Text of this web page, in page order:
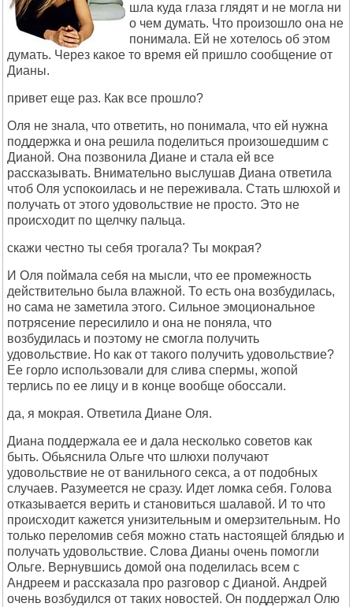
шла куда глаза глядят и не могла ни
о чем думать. Что произошло она не
понимала. Ей не хотелось об этом
думать. Через какое то время ей пришло сообщение от
Дианы.
привет еще раз. Как все прошло?
Оля не знала, что ответить, но понимала, что ей нужна
поддержка и она решила поделиться произошедшим с
Дианой. Она позвонила Диане и стала ей все
рассказывать. Внимательно выслушав Диана ответила
чтоб Оля успокоилась и не переживала. Стать шлюхой и
получать от этого удовольствие не просто. Это не
происходит по щелчку пальца.
скажи честно ты себя трогала? Ты мокрая?
И Оля поймала себя на мысли, что ее промежность
действительно была влажной. То есть она возбудилась,
но сама не заметила этого. Сильное эмоциональное
потрясение пересилило и она не поняла, что
возбудилась и поэтому не смогла получить
удовольствие. Но как от такого получить удовольствие?
Ее горло использовали для слива спермы, жопой
терлись по ее лицу и в конце вообще обоссали.
да, я мокрая. Ответила Диане Оля.
Диана поддержала ее и дала несколько советов как
быть. Обьяснила Ольге что шлюхи получают
удовольствие не от ванильного секса, а от подобных
случаев. Разумеется не сразу. Идет ломка себя. Голова
отказывается верить и становиться шалавой. И то что
происходит кажется унизительным и омерзительным. Но
только переломив себя можно стать настоящей блядью и
получать удовольствие. Слова Дианы очень помогли
Ольге. Вернувшись домой она поделилась всем с
Андреем и рассказала про разговор с Дианой. Андрей
очень возбудился от таких новостей. Он поддержал Олю